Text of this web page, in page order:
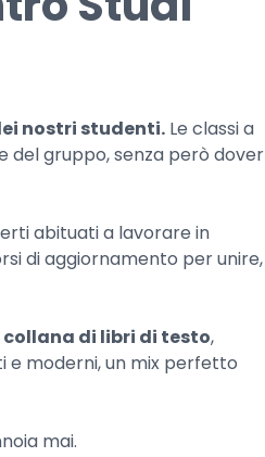
nostri studenti. Le classi a
del gruppo, senza però dover
abituati a lavorare in
di aggiornamento per unire,
collana di libri di testo,
e moderni, un mix perfetto
mai.